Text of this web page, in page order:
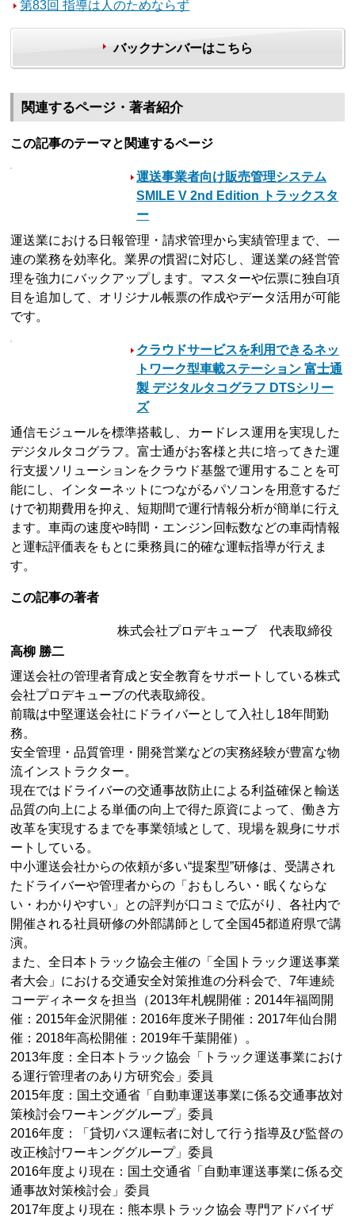
第83回 指導は人のためならず
バックナンバーはこちら
関連するページ・著者紹介
この記事のテーマと関連するページ
運送事業者向け販売管理システム
SMILE V 2nd Edition トラックスタ
ー
運送業における日報管理・請求管理から実績管理まで、一
連の業務を効率化。業界の慣習に対応し、運送業の経営管
理を強力にバックアップします。マスターや伝票に独自項
目を追加して、オリジナル帳票の作成やデータ活用が可能
です。
クラウドサービスを利用できるネッ
トワーク型車載ステーション 富士通
製 デジタルタコグラフ DTSシリー
ズ
通信モジュールを標準搭載し、カードレス運用を実現した
デジタルタコグラフ。富士通がお客様と共に培ってきた運
行支援ソリューションをクラウド基盤で運用することを可
能にし、インターネットにつながるパソコンを用意するだ
けで初期費用を抑え、短期間で運行情報分析が簡単に行え
ます。車両の速度や時間・エンジン回転数などの車両情報
と運転評価表をもとに乗務員に的確な運転指導が行えま
す。
この記事の著者
株式会社プロデキューブ 代表取締役
高柳 勝二
運送会社の管理者育成と安全教育をサポートしている株式
会社プロデキューブの代表取締役。
前職は中堅運送会社にドライバーとして入社し18年間勤
務。
安全管理・品質管理・開発営業などの実務経験が豊富な物
流インストラクター。
現在ではドライバーの交通事故防止による利益確保と輸送
品質の向上による単価の向上で得た原資によって、働き方
改革を実現するまでを事業領域として、現場を親身にサポ
ートしている。
中小運送会社からの依頼が多い“提案型”研修は、受講され
たドライバーや管理者からの「おもしろい・眠くならな
い・わかりやすい」との評判が口コミで広がり、各社内で
開催される社員研修の外部講師として全国45都道府県で講
演。
また、全日本トラック協会主催の「全国トラック運送事業
者大会」における交通安全対策推進の分科会で、7年連続
コーディネータを担当（2013年札幌開催：2014年福岡開
催：2015年金沢開催：2016年度米子開催：2017年仙台開
催：2018年高松開催：2019年千葉開催）。
2013年度：全日本トラック協会「トラック運送事業におけ
る運行管理者のあり方研究会」委員
2015年度：国土交通省「自動車運送事業に係る交通事故対
策検討会ワーキンググループ」委員
2016年度：「貸切バス運転者に対して行う指導及び監督の
改正検討ワーキンググループ」委員
2016年度より現在：国土交通省「自動車運送事業に係る交
通事故対策検討会」委員
2017年度より現在：熊本県トラック協会 専門アドバイザ